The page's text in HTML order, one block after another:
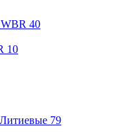
40
10
79